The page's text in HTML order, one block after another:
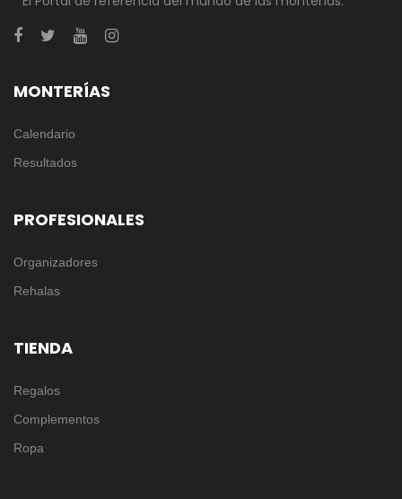
MONTERÍAS
Calendario
Resultados
PROFESIONALES
Organizadores
Rehalas
TIENDA
Regalos
Complementos
Ropa